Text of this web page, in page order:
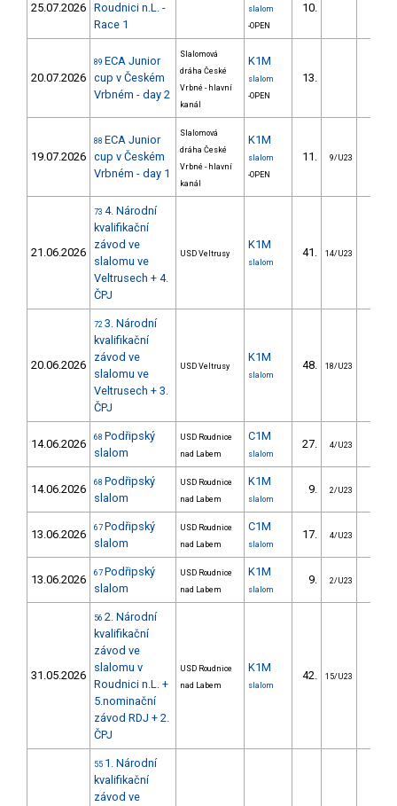
25.07.2026 Roudnici n.L. -
Race 1
slalom
-OPEN
10.
20.07.2026
89 ECA Junior
cup v Českém
Vrbném - day 2
Slalomová
dráha České
Vrbné - hlavní
kanál
K1M
slalom
-OPEN
13.
19.07.2026
88 ECA Junior
cup v Českém
Vrbném - day 1
Slalomová
dráha České
Vrbné - hlavní
kanál
K1M
slalom
-OPEN
11. 9/U23
21.06.2026
73 4. Národní
kvalifikační
závod ve
slalomu ve
Veltrusech + 4.
ČPJ
USD Veltrusy
K1M
slalom
41. 14/U23
20.06.2026
72 3. Národní
kvalifikační
závod ve
slalomu ve
Veltrusech + 3.
ČPJ
USD Veltrusy
K1M
slalom
48. 18/U23
14.06.2026 68 Podřipský
slalom
USD Roudnice
nad Labem
C1M
slalom
27. 4/U23
14.06.2026 68 Podřipský
slalom
USD Roudnice
nad Labem
K1M
slalom
9. 2/U23
13.06.2026 67 Podřipský
slalom
USD Roudnice
nad Labem
C1M
slalom
17. 4/U23
13.06.2026 67 Podřipský
slalom
USD Roudnice
nad Labem
K1M
slalom
9. 2/U23
31.05.2026
56 2. Národní
kvalifikační
závod ve
slalomu v
Roudnici n.L. +
5.nominační
závod RDJ + 2.
ČPJ
USD Roudnice
nad Labem
K1M
slalom
42. 15/U23
55 1. Národní
kvalifikační
závod ve